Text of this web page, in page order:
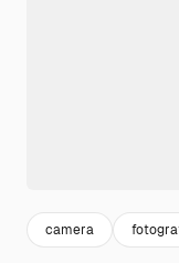
camera